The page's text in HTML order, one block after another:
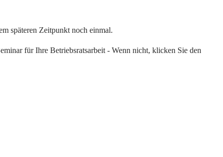
späteren Zeitpunkt noch einmal.
für Ihre Betriebsratsarbeit - Wenn nicht, klicken Sie den